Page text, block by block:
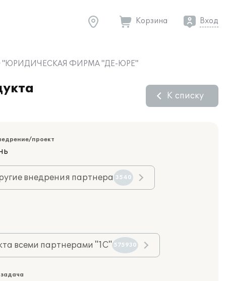
Корзина Вход
ООО "ЮРИДИЧЕСКАЯ ФИРМА "ДЕ-ЮРЕ"
К списку
проект
внедрения партнера 3540
всеми партнерами "1С" 575930